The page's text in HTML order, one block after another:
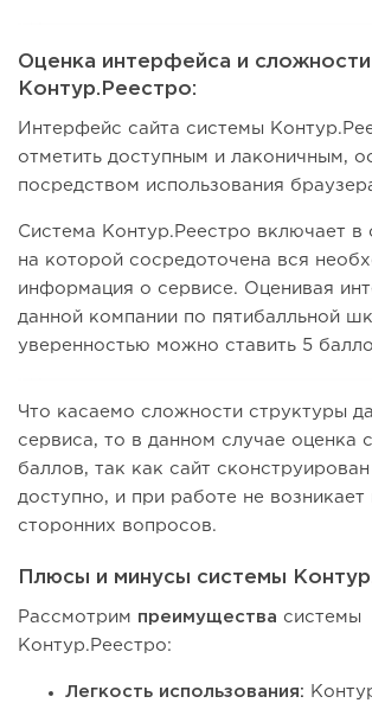
Оценка интерфейса и
Контур.Реестро:
Интерфейс сайта системы
отметить доступным и лаконичным,
посредством использования
Система Контур.Реестро включает в
на которой сосредоточена вся
информация о сервисе. Оценивая
данной компании по пятибалльной
уверенностью можно ставить 5
Что касаемо сложности структуры
сервиса, то в данном случае оценка
баллов, так как сайт
доступно, и при работе не возникает
сторонних вопросов.
Плюсы и минусы системы
Рассмотрим преимущества системы
Контур.Реестро:
Легкость использования: